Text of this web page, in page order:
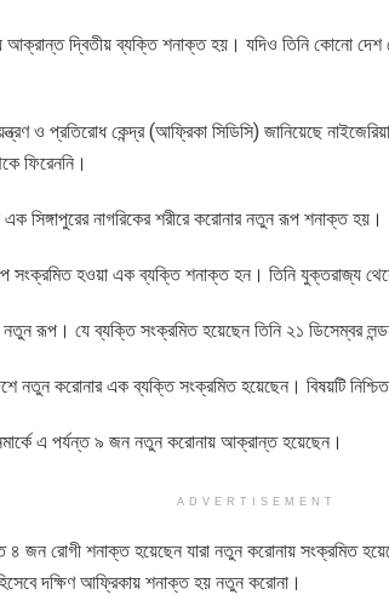
আক্রান্ত দ্বিতীয় ব্যক্তি শনাক্ত হয়। যদিও তিনি কোনো দেশ
ও প্রতিরোধ কেন্দ্র (আফ্রিকা সিডিসি) জানিয়েছে
ফিরেননি।
সিঙ্গাপুরের নাগরিকের শরীরে করোনার নতুন রূপ শনাক্ত হয়।
সংক্রমিত হওয়া এক ব্যক্তি শনাক্ত হন। তিনি যুক্তরাজ্য
রূপ। যে ব্যক্তি সংক্রমিত হয়েছেন তিনি ২১ ডিসেম্বর
নতুন করোনার এক ব্যক্তি সংক্রমিত হয়েছেন। বিষয়টি
এ পর্যন্ত ৯ জন নতুন করোনায় আক্রান্ত হয়েছেন।
ADVERTISEMENT
৪ জন রোগী শনাক্ত হয়েছেন যারা নতুন করোনায় সংক্রমিত
দক্ষিণ আফ্রিকায় শনাক্ত হয় নতুন করোনা।